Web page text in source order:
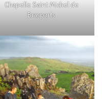
Chapelle Saint Michel de
Brasparts